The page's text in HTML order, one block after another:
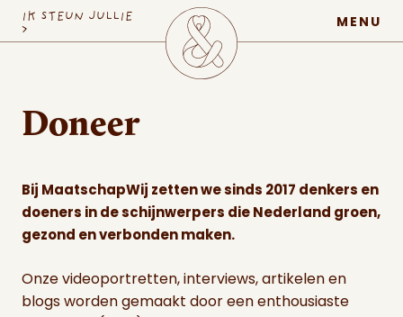
MaatschapWij
MENU
IK STEUN JULLIE
>
Doneer
Bij MaatschapWij zetten we sinds 2017 denkers en
doeners in de schijnwerpers die Nederland groen,
gezond en verbonden maken.
Onze videoportretten, interviews, artikelen en
blogs worden gemaakt door een enthousiaste